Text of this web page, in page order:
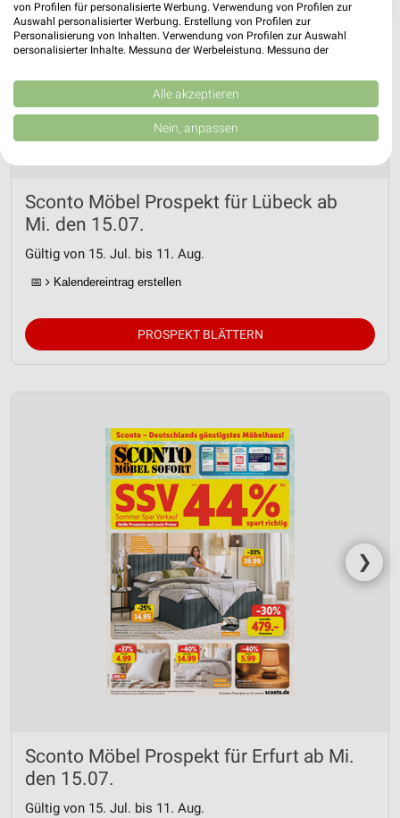
Sconto Möbel Prospekt für Lübeck ab
Mi. den 15.07.
Gültig von 15. Jul. bis 11. Aug.
📅 Kalendereintrag erstellen
PROSPEKT BLÄTTERN
❯
Sconto Möbel Prospekt für Erfurt ab Mi.
den 15.07.
Gültig von 15. Jul. bis 11. Aug.
von Profilen für personalisierte Werbung. Verwendung von Profilen zur
Auswahl personalisierter Werbung. Erstellung von Profilen zur
Personalisierung von Inhalten. Verwendung von Profilen zur Auswahl
personalisierter Inhalte. Messung der Werbeleistung. Messung der
Kombinationen von Daten aus verschiedenen Quellen. Entwicklung und
Verbesserung der Angebote. Verwendung reduzierter Daten zur Auswahl
von Inhalten.
Daten können außerhalb der Europäischen Union weitergegeben und in die
USA gesendet werden.
Website/App.
Partnerliste anzeigen (1 IAB-Anbieter)
Wir nutzen Ihre Daten für folgende Zwecke:
Speichern von oder Zugriff auf Informationen
auf einem Endgerät
Verwendung reduzierter Daten zur Auswahl von
personalisierter Werbung
Erstellung von Profilen zur Personalisierung
Verwendung von Profilen zur Auswahl
personalisierter Inhalte
Messung der Werbeleistung
Messung der Performance von Inhalten
Analyse von Zielgruppen durch Statistiken oder
Kombinationen von Daten aus verschiedenen
Verwendung reduzierter Daten zur Auswahl von
Inhalten
Alle akzeptieren
Nein, anpassen